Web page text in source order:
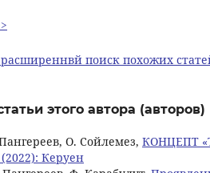
поиск похожих
этого автора (авторов)
О. Сойлемез, КОНЦЕПТ
Керуен